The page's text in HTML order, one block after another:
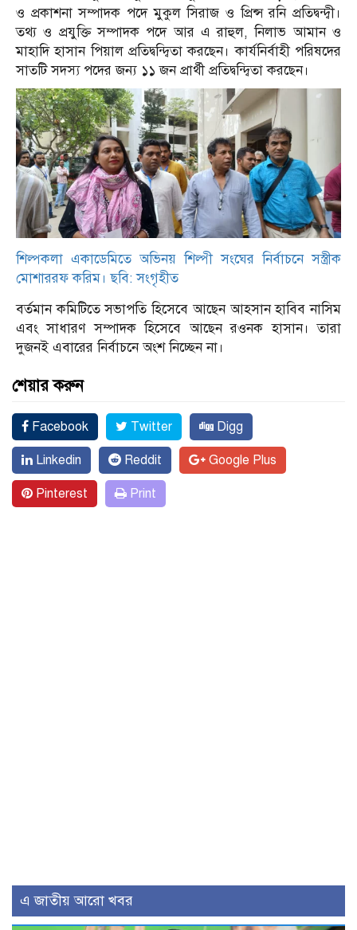
ও প্রকাশনা সম্পাদক পদে মুকুল সিরাজ ও প্রিন্স রনি প্রতিদ্বন্দ্বী।
তথ্য ও প্রযুক্তি সম্পাদক পদে আর এ রাহুল, নিলাভ আমান ও
মাহাদি হাসান পিয়াল প্রতিদ্বন্দ্বিতা করছেন। কার্যনির্বাহী পরিষদের
সাতটি সদস্য পদের জন্য ১১ জন প্রার্থী প্রতিদ্বন্দ্বিতা করছেন।
শিল্পকলা একাডেমিতে অভিনয় শিল্পী সংঘের নির্বাচনে সস্ত্রীক
মোশাররফ করিম। ছবি: সংগৃহীত
বর্তমান কমিটিতে সভাপতি হিসেবে আছেন আহসান হাবিব নাসিম
এবং সাধারণ সম্পাদক হিসেবে আছেন রওনক হাসান। তারা
দুজনই এবারের নির্বাচনে অংশ নিচ্ছেন না।
শেয়ার করুন
Facebook Twitter Digg
Linkedin Reddit Google Plus
Pinterest Print
এ জাতীয় আরো খবর